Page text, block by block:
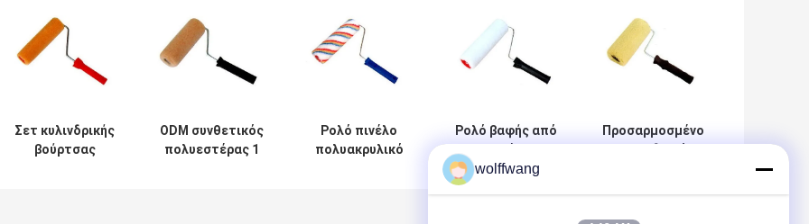
Σετ κυλινδρικής
βούρτσας
ODM συνθετικός
πολυεστέρας 1
Ρολό πινέλο
πολυακρυλικό
Ρολό βαφής από
για λείο
Προσαρμοσμένο
wolffwang